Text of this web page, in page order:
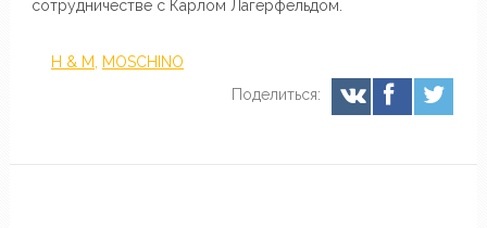
сотрудничестве с Карлом Лагерфельдом.
H & M, MOSCHINO
Поделиться: